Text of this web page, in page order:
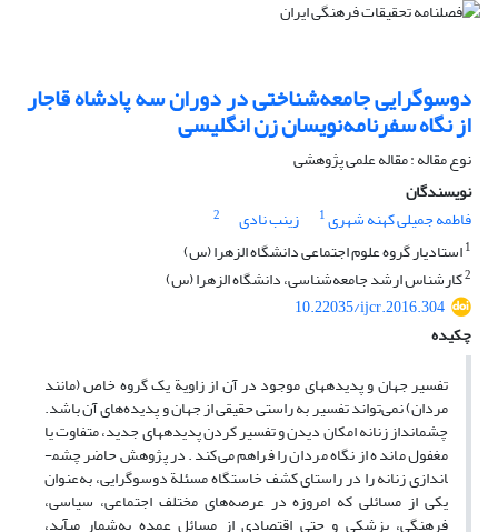
دوسوگرایی جامعه‌شناختی در دوران سه پادشاه قاجار
از نگاه سفرنامه‌نویسان زن انگلیسی
نوع مقاله : مقاله علمی پژوهشی
نویسندگان
فاطمه جمیلی کهنه شهری1 زینب نادی
2
1استادیار گروه علوم اجتماعی دانشگاه الزهرا (س)
2کارشناس ارشد جامعه‌شناسی، دانشگاه الزهرا (س)
10.22035/ijcr.2016.304
چکیده
تفسیر جهان و پدیده­های موجود در آن از زاویة یک گروه خاص (مانند
مردان) نمی‌تواند تفسیر به ‌راستی حقیقی از جهان و پدیده‌های آن باشد.
چشم­انداز زنانه امکان دیدن و تفسیر کردن پدیده­های جدید، متفاوت یا
مغفول مانده از نگاه مردان را فراهم می‌کند. در پژوهش حاضر چشم­
اندازی زنانه را در راستای کشف خاستگاه مسئلة دوسوگرایی، به‌عنوان
یکی از مسائلی که امروزه در عرصه‌های مختلف اجتماعی، سیاسی،
فرهنگی، پزشکی و حتی اقتصادی از مسائل عمده به‌شمار می­آید،